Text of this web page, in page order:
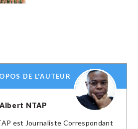
DE L'AUTEUR
NTAP
est Journaliste Correspondant